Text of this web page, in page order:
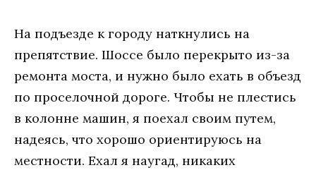
На подъезде к городу наткнулись на
препятствие. Шоссе было перекрыто из-за
ремонта моста, и нужно было ехать в объезд
по проселочной дороге. Чтобы не плестись
в колонне машин, я поехал своим путем,
надеясь, что хорошо ориентируюсь на
местности. Ехал я наугад, никаких